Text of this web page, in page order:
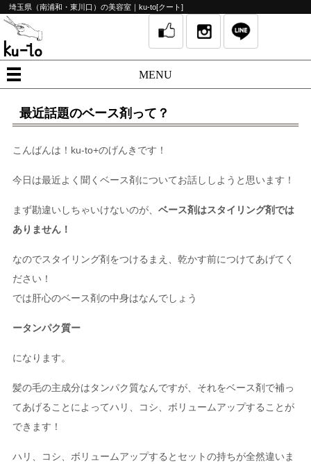
埼玉県（南浦和・東川口）の美容室｜ku-to[クート]
MENU
最近話題のベース剤って？
こんばんは！ku-to+のげんきです！
今日は最近よく聞くベース剤についてお話ししようと思います！
まず勘違いしちゃいけないのが、 ベース剤はスタイリング剤では
ありません！
なのでスタイリング剤をつけるまえ、乾かす前につけてあげてく
ださい！
では肝心のベース剤の中身はなんでしょう
ータンパク質ー
になります。
髪の毛の主成分はタンパク質なんですが、それをベース剤で補っ
てあげることによってハリ、コシ、ボリュームアップすることが
できます！
ハリ、コシ、ボリュームアップするとセットの持ちが全然違いま